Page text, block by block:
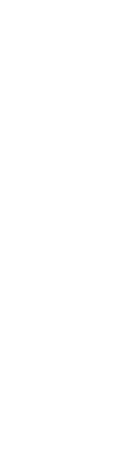
фондов
где
передана
по
книгу в